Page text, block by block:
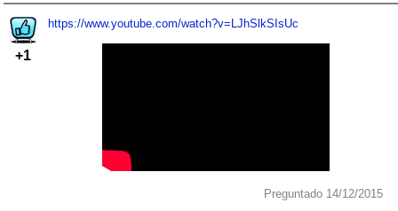
+1
https://www.youtube.com/watch?v=LJhSlkSIsUc
Preguntado 14/12/2015